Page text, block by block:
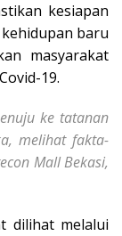
kesiapan
baru
masyarakat
19.
ke tatanan
melihat fakta-
Mall Bekasi,
dilihat melalui